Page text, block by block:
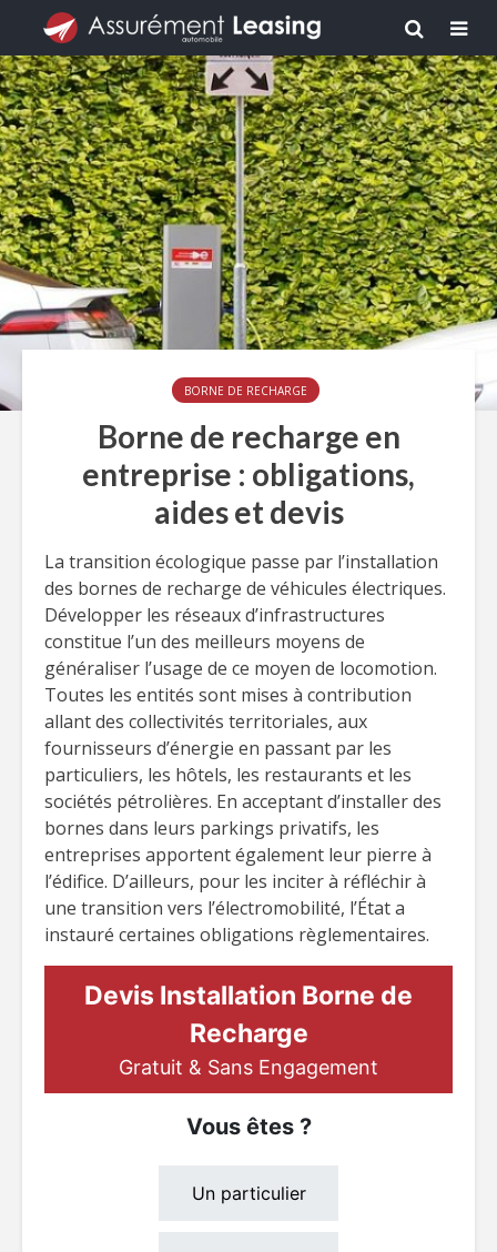
BORNE DE RECHARGE
Borne de recharge en
entreprise : obligations,
aides et devis
La transition écologique passe par l’installation
des bornes de recharge de véhicules électriques.
Développer les réseaux d’infrastructures
constitue l’un des meilleurs moyens de
généraliser l’usage de ce moyen de locomotion.
Toutes les entités sont mises à contribution
allant des collectivités territoriales, aux
fournisseurs d’énergie en passant par les
particuliers, les hôtels, les restaurants et les
sociétés pétrolières. En acceptant d’installer des
bornes dans leurs parkings privatifs, les
entreprises apportent également leur pierre à
l’édifice. D’ailleurs, pour les inciter à réfléchir à
une transition vers l’électromobilité, l’État a
instauré certaines obligations règlementaires.